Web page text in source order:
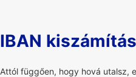
IBAN
Attól függően, hogy hová utalsz,